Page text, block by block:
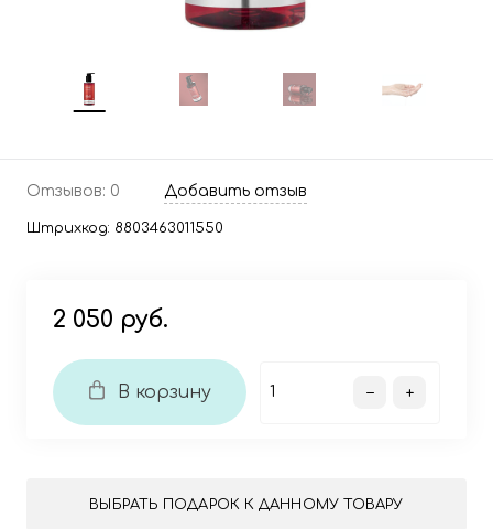
Отзывов: 0 Добавить отзыв
Штрихкод: 8803463011550
2 050 руб.
В корзину
ВЫБРАТЬ ПОДАРОК К ДАННОМУ ТОВАРУ